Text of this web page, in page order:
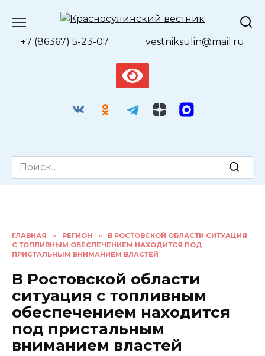
содержанию
+7 (86367) 5-23-07 vestniksulin@mail.ru
Search
for:
ГЛАВНАЯ » РЕГИОН »
В РОСТОВСКОЙ ОБЛАСТИ СИТУАЦИЯ
С ТОПЛИВНЫМ ОБЕСПЕЧЕНИЕМ НАХОДИТСЯ ПОД
ПРИСТАЛЬНЫМ ВНИМАНИЕМ ВЛАСТЕЙ
В Ростовской области
ситуация с топливным
обеспечением находится
под пристальным
вниманием властей